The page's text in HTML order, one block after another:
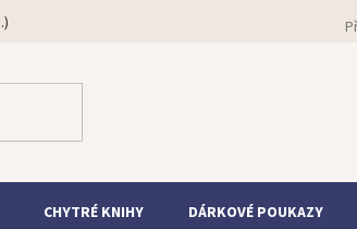
CHYTRÉ KNIHY DÁRKOVÉ POUKAZY